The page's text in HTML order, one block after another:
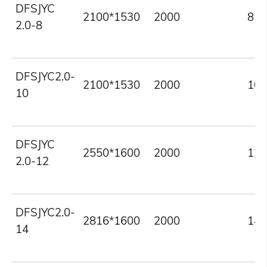
DFSJYC
2.0-8
2100*1530 2000 8
DFSJYC2.0-
10
2100*1530 2000 10
DFSJYC
2.0-12
2550*1600 2000 12
DFSJYC2.0-
14
2816*1600 2000 14